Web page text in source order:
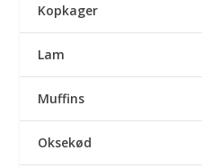
Kopkager
Lam
Muffins
Oksekød